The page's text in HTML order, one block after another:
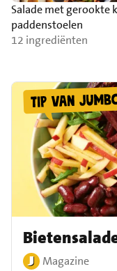
Salade met gerookte
paddenstoelen
12 ingrediënten
Magazine